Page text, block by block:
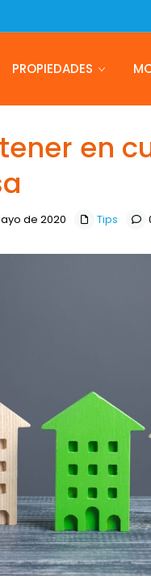
PROPIEDADES
en
de 2020 Tips